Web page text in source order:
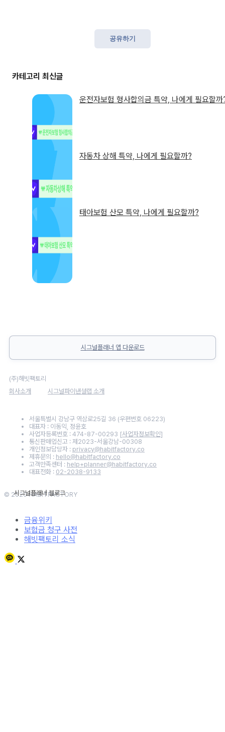
공유하기
운전자보험 형사합의금 특약, 나에게 필요할까
자동차 상해 특약, 나에게 필요할까?
태아보험 산모 특약, 나에게 필요할까?
시그널플래너 앱 다운로드
(주)해빗팩토리
회사소개
시그널파이낸셜랩 소개
서울특별시 강남구 역삼로25길 36 (우편번호 06223)
대표자 : 이동익, 정윤호
사업자등록번호 : 474-87-00293 [사업자정보확인]
통신판매업신고 : 제2023-서울강남-00308
개인정보담당자 : privacy@habitfactory.co
제휴문의 : hello@habitfactory.co
고객만족센터 : help+planner@habitfactory.co
대표전화 : 02-2038-9133
© 2020 HABITFACTORY
금융위키
보험금 청구 사전
해빗팩토리 소식